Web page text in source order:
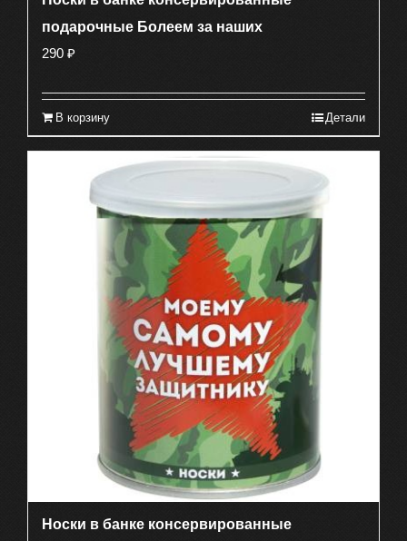
подарочные Болеем за наших
290 ₽
В корзину Детали
Носки в банке консервированные